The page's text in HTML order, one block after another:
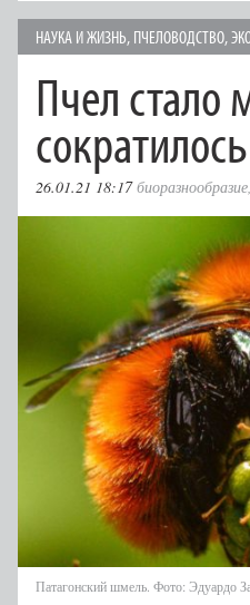
НАУКА И ЖИЗНЬ, ПЧЕЛОВОДСТВО,
Пчел
26.01.21 18:17 биоразнообразие
Патагонский шмель. Фото: Эдуардо